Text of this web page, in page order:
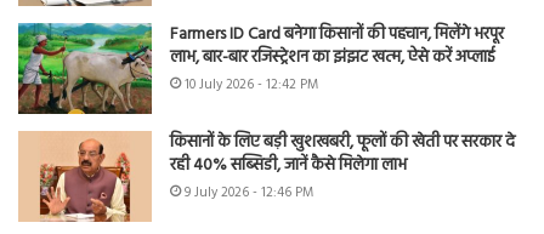
Farmers ID Card बनेगा किसानों की पहचान, मिलेंगे भरपूर
लाभ, बार-बार रजिस्ट्रेशन का झंझट खत्म, ऐसे करें अप्लाई
10 July 2026 - 12:42 PM
किसानों के लिए बड़ी खुशखबरी, फूलों की खेती पर सरकार दे
रही 40% सब्सिडी, जानें कैसे मिलेगा लाभ
9 July 2026 - 12:46 PM